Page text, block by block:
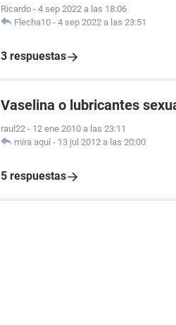
Ricardo - 4 sep 2022 a las 18:06
Flecha10 - 4 sep 2022 a las 23:51
3 respuestas
Vaselina o lubricantes
raul22 - 12 ene 2010 a las 23:11
mira aquí- 13 jul 2012 a las 20:00
5 respuestas